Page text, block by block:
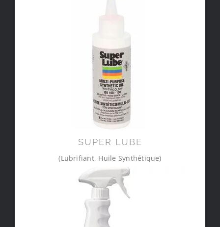
SUPER LUBE
(Lubrifiant, Huile Synthétique)